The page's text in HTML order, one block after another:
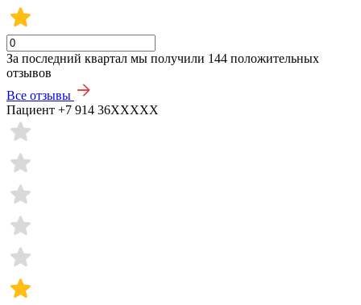
За последний квартал мы получили 144 положительных
отзывов
Все отзывы
Пациент +7 914 36XXXXX